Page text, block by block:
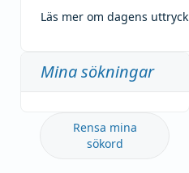
Läs mer om dagens uttryck
Mina sökningar
Rensa mina
sökord